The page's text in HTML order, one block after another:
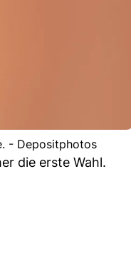
- Depositphotos
die erste Wahl.